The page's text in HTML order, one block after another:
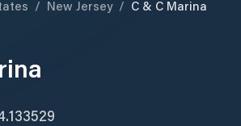
/ New Jersey / C & C Marina